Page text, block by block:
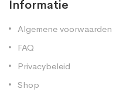
Informatie
Algemene voorwaarden
FAQ
Privacybeleid
Shop